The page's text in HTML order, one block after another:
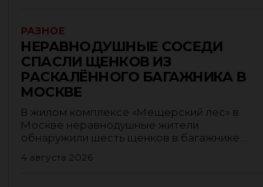
РАЗНОЕ
НЕРАВНОДУШНЫЕ СОСЕДИ
СПАСЛИ ЩЕНКОВ ИЗ
РАСКАЛЁННОГО БАГАЖНИКА В
МОСКВЕ
В жилом комплексе «Мещерский лес» в
Москве неравнодушные жители
обнаружили шесть щенков в багажнике...
4 августа 2026